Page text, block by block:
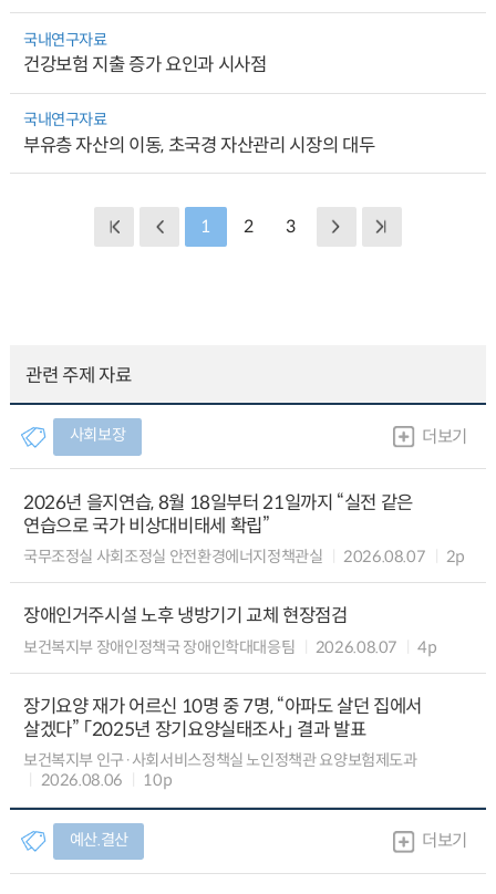
국내연구자료
건강보험 지출 증가 요인과 시사점
국내연구자료
부유층 자산의 이동, 초국경 자산관리 시장의 대두
1 2 3
관련 주제 자료
사회보장 더보기
2026년 을지연습, 8월 18일부터 21일까지 “실전 같은
연습으로 국가 비상대비태세 확립”
국무조정실 사회조정실 안전환경에너지정책관실 2026.08.07 2p
장애인거주시설 노후 냉방기기 교체 현장점검
보건복지부 장애인정책국 장애인학대대응팀 2026.08.07 4p
장기요양 재가 어르신 10명 중 7명, “아파도 살던 집에서
살겠다” 「2025년 장기요양실태조사」 결과 발표
보건복지부 인구·사회서비스정책실 노인정책관 요양보험제도과
2026.08.06
10p
예산.결산 더보기